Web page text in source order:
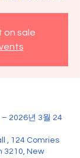
on sale
– 2026년 3월 24
, 124 Comries
3210, New